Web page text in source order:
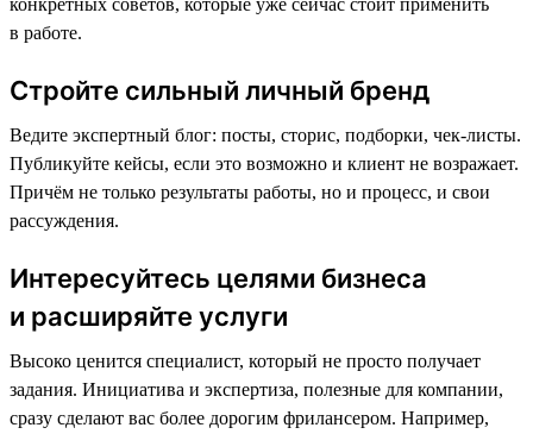
в работе.
Стройте сильный личный бренд
Ведите экспертный блог: посты, сторис, подборки, чек-листы.
Публикуйте кейсы, если это возможно и клиент не возражает.
Причём не только результаты работы, но и процесс, и свои
рассуждения.
Интересуйтесь целями бизнеса
и расширяйте услуги
Высоко ценится специалист, который не просто получает
задания. Инициатива и экспертиза, полезные для компании,
сразу сделают вас более дорогим фрилансером. Например,